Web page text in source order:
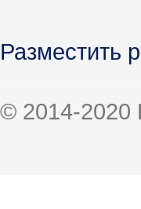
Разместить
© 2014-2020